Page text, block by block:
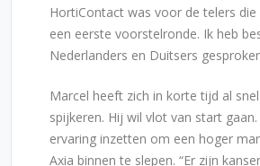
HortiContact was voor de telers die
een eerste voorstelronde. Ik heb
Nederlanders en Duitsers
Marcel heeft zich in korte tijd al
spijkeren. Hij wil vlot van start
ervaring inzetten om een hoger
Axia binnen te slepen. “Er zijn